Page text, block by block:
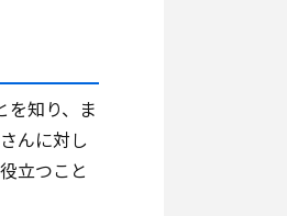
を知り、ま
んに対し
立つこと